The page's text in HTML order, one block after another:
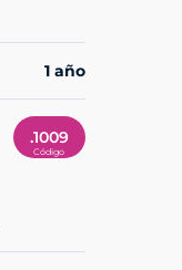
1 año
.1009